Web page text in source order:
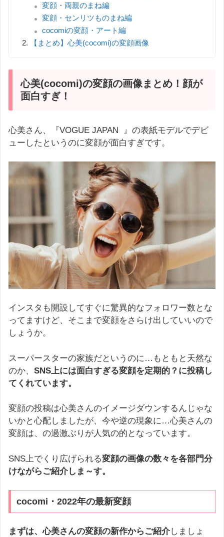
変顔・両親のまね編
変顔・センリツものまね編
cocomiの変顔・アート編
【まとめ】心美(cocomi)の変顔画像
心美(cocomi)の変顔の画像まとめ！顔が
面白すぎ！
心美さん、『VOGUE JAPAN 』の表紙モデルでデビ
ューしたというのに変顔が面白すぎです。
インスタも開設してすぐに驚異的なフォロワー数とな
ってますけど、そこまで変顔をさらけ出していいので
しょうか。
スーパースターの家族だというのに…もともと天然な
のか、 SNS上には面白すぎる変顔を定期的？に投稿し
てくれています。
変顔の投稿は心美さんのイメージダウンするんじゃな
いかと心配しましたが、今や逆の現象に…心美さんの
変顔は、の過激ぶりが人気の的となっています。
SNS上でくり広げられる変顔の画像の数々を各部門分
けながらご紹介しま～す。
cocomi・2022年の最新変顔
まずは、心美さんの変顔の新作からご紹介しましょ